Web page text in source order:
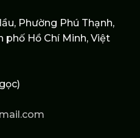
Phường Phú Thạnh,
phố Hồ Chí Minh, Việt